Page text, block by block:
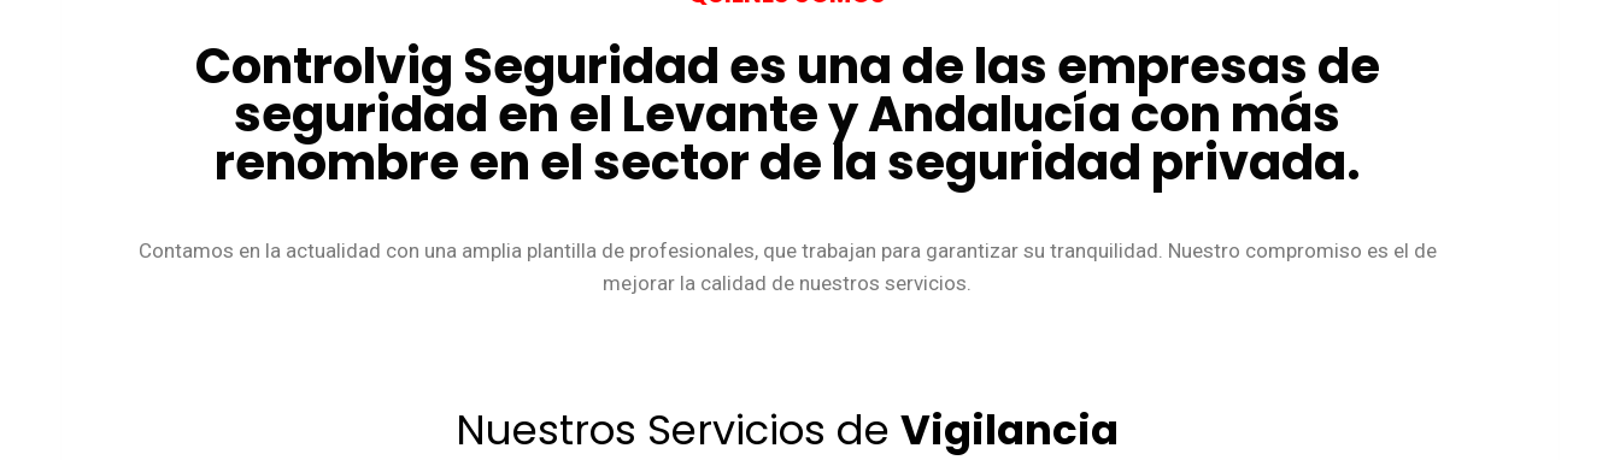
Controlvig Seguridad es una de las empresas de
seguridad en el Levante y Andalucía con más
renombre en el sector de la seguridad privada.
Contamos en la actualidad con una amplia plantilla de profesionales, que trabajan para garantizar su tranquilidad. Nuestro compromiso es el de
mejorar la calidad de nuestros servicios.
Nuestros Servicios de Vigilancia